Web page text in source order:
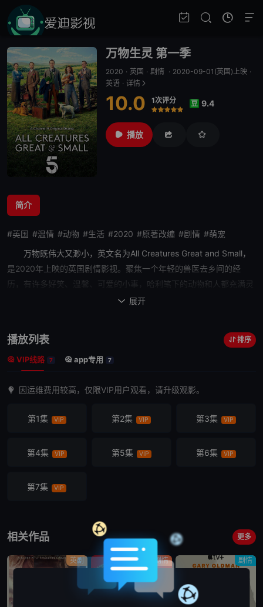
万物生灵 第一季
2020 · 英国 · 剧情 · 2020-09-01(英国)上映 ·
英语 · 详情
10.0 1次评分
很差
较差
还行推荐力荐
豆 9.4
播放
简介
#英国 #温情 #动物 #生活 #2020 #原著改编 #剧情 #萌宠
万物既伟大又渺小，英文名为All Creatures Great and Small，
是2020年上映的英国剧情影视。聚焦一个年轻的兽医去乡间的经
历，有许多好笑、温馨、可爱的小事，哈利笔下的动物和人都充满灵
性，给人春风拂面般的感触。1970年代曾被拍成多部影视作品。
 展开
播放列表 排序
VIP线路 7 app专用 7
因运维费用较高，仅限VIP用户观看，请升级观影。
第1集 VIP 第2集 VIP 第3集 VIP
第4集 VIP 第5集 VIP 第6集 VIP
第7集 VIP
相关作品 更多
英剧 剧情 剧情